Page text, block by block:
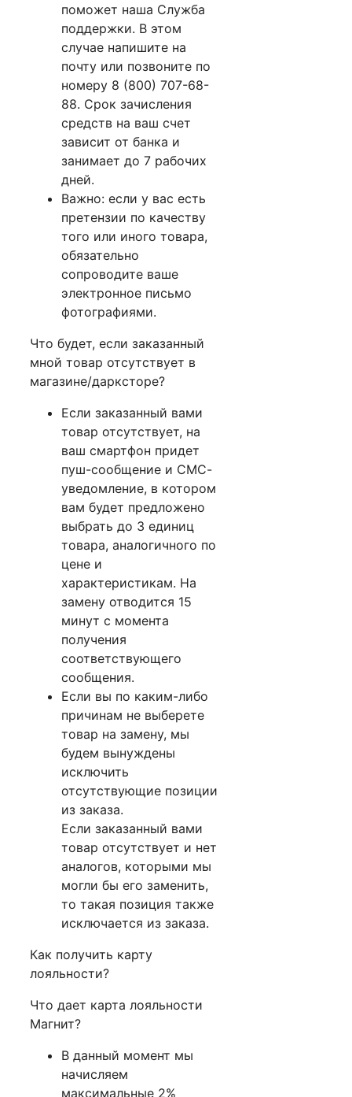
поможет наша Служба
поддержки. В этом
случае напишите на
почту или позвоните по
номеру 8 (800) 707-68-
88. Срок зачисления
средств на ваш счет
зависит от банка и
занимает до 7 рабочих
дней.
Важно: если у вас есть
претензии по качеству
того или иного товара,
обязательно
сопроводите ваше
электронное письмо
фотографиями.
Что будет, если заказанный
мной товар отсутствует в
магазине/дарксторе?
Если заказанный вами
товар отсутствует, на
ваш смартфон придет
пуш-сообщение и СМС-
уведомление, в котором
вам будет предложено
выбрать до 3 единиц
товара, аналогичного по
цене и
характеристикам. На
замену отводится 15
минут с момента
получения
соответствующего
сообщения.
Если вы по каким-либо
причинам не выберете
товар на замену, мы
будем вынуждены
исключить
отсутствующие позиции
из заказа.
Если заказанный вами
товар отсутствует и нет
аналогов, которыми мы
могли бы его заменить,
то такая позиция также
исключается из заказа.
Как получить карту
лояльности?
Что дает карта лояльности
Магнит?
В данный момент мы
начисляем
максимальные 2%